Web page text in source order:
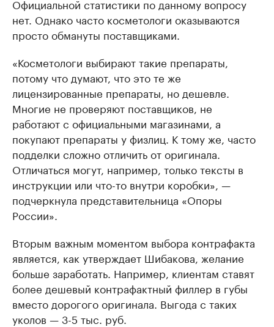
Официальной статистики по данному вопросу
нет. Однако часто косметологи оказываются
просто обмануты поставщиками.
«Косметологи выбирают такие препараты,
потому что думают, что это те же
лицензированные препараты, но дешевле.
Многие не проверяют поставщиков, не
работают с официальными магазинами, а
покупают препараты у физлиц. К тому же, часто
подделки сложно отличить от оригинала.
Отличаться могут, например, только тексты в
инструкции или что-то внутри коробки», —
подчеркнула представительница «Опоры
России».
Вторым важным моментом выбора контрафакта
является, как утверждает Шибакова, желание
больше заработать. Например, клиентам ставят
более дешевый контрафактный филлер в губы
вместо дорогого оригинала. Выгода с таких
уколов — 3-5 тыс. руб.